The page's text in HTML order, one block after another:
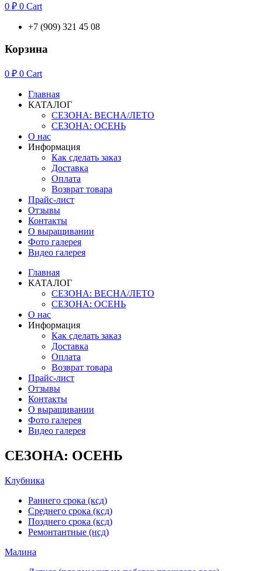
0 ₽ 0 Cart
+7 (909) 321 45 08
Корзина
0 ₽ 0 Cart
Главная
КАТАЛОГ
СЕЗОНА: ВЕСНА/ЛЕТО
СЕЗОНА: ОСЕНЬ
О нас
Информация
Как сделать заказ
Доставка
Оплата
Возврат товара
Прайс-лист
Отзывы
Контакты
О выращивании
Фото галерея
Видео галерея
Главная
КАТАЛОГ
СЕЗОНА: ВЕСНА/ЛЕТО
СЕЗОНА: ОСЕНЬ
О нас
Информация
Как сделать заказ
Доставка
Оплата
Возврат товара
Прайс-лист
Отзывы
Контакты
О выращивании
Фото галерея
Видео галерея
СЕЗОНА: ОСЕНЬ
Клубника
Раннего срока (ксд)
Среднего срока (ксд)
Позднего срока (ксд)
Ремонтантные (нсд)
Малина